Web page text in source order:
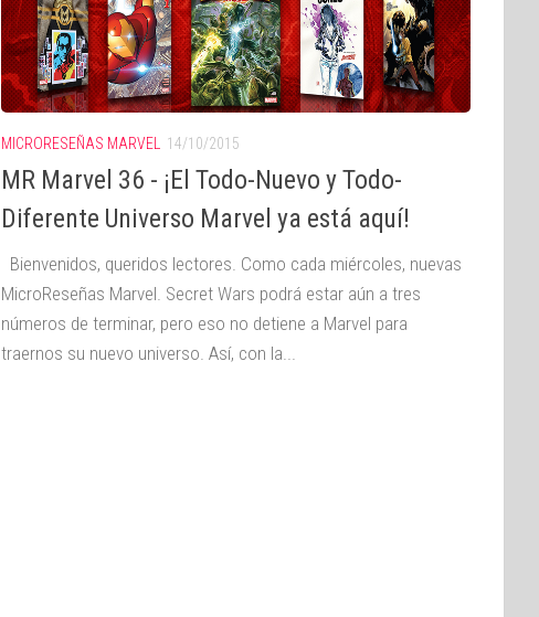
MICRORESEÑAS MARVEL 14/10/2015
MR Marvel 36 - ¡El Todo-Nuevo y Todo-
Diferente Universo Marvel ya está aquí!
Bienvenidos, queridos lectores. Como cada miércoles, nuevas
MicroReseñas Marvel. Secret Wars podrá estar aún a tres
números de terminar, pero eso no detiene a Marvel para
traernos su nuevo universo. Así, con la...